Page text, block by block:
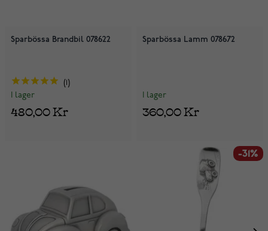
Sparbössa Brandbil 078622
I lager
480,00 Kr
Sparbössa Lamm 078672
I lager
360,00 Kr
-31%